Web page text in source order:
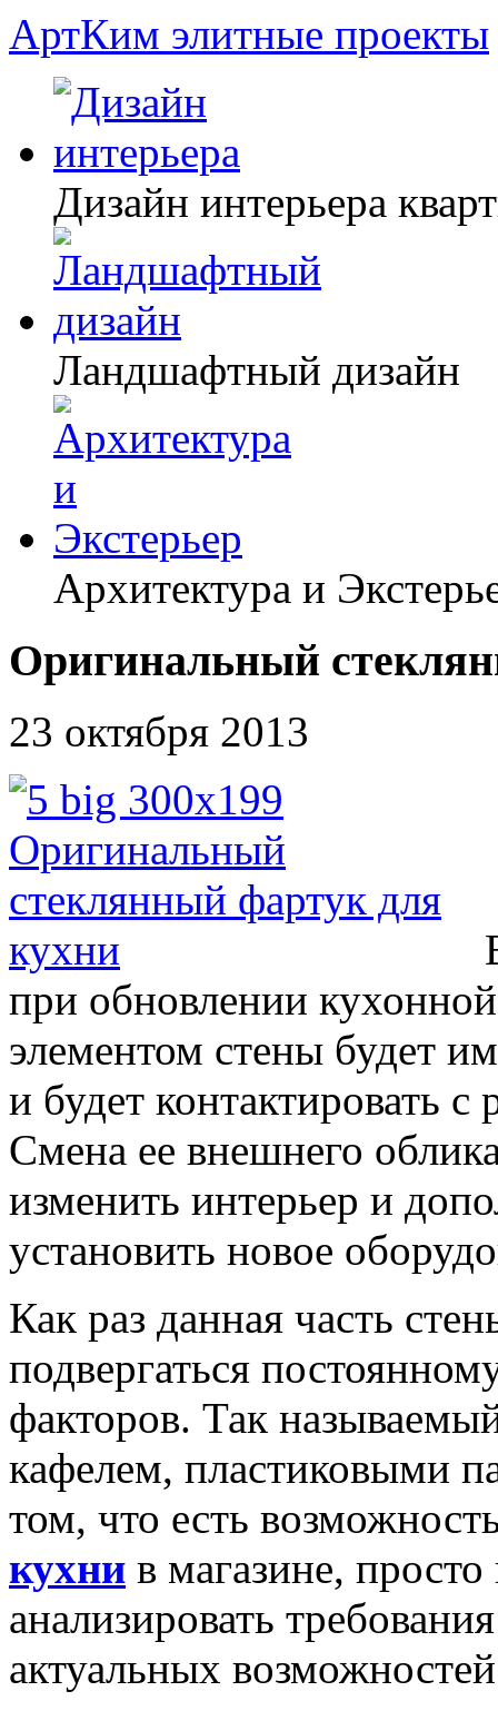
АртКим элитные проекты
Дизайн интерьера
Ландшафтный дизайн
Архитектура и
Оригинальный
23 октября 2013
при обновлении
элементом стены будет
и будет контактировать
Смена ее внешнего
изменить интерьер и
установить новое
Как раз данная часть
подвергаться
факторов. Так
кафелем, пластиковыми
том, что есть
кухни в магазине,
анализировать
актуальных